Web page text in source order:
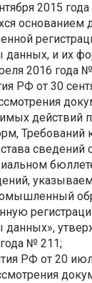
2015
основанием
данных, и их
2016 года
РФ от 30
действий
Требований
сведений
№ 211;
РФ от 20